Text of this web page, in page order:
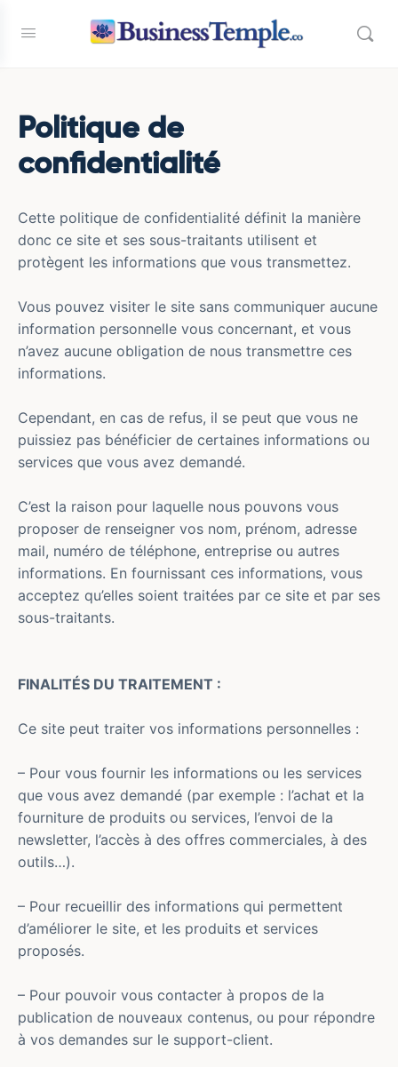
Politique de
confidentialité
Cette politique de confidentialité définit la manière
donc ce site et ses sous-traitants utilisent et
protègent les informations que vous transmettez.
Vous pouvez visiter le site sans communiquer aucune
information personnelle vous concernant, et vous
n’avez aucune obligation de nous transmettre ces
informations.
Cependant, en cas de refus, il se peut que vous ne
puissiez pas bénéficier de certaines informations ou
services que vous avez demandé.
C’est la raison pour laquelle nous pouvons vous
proposer de renseigner vos nom, prénom, adresse
mail, numéro de téléphone, entreprise ou autres
informations. En fournissant ces informations, vous
acceptez qu’elles soient traitées par ce site et par ses
sous-traitants.
FINALITÉS DU TRAITEMENT :
Ce site peut traiter vos informations personnelles :
– Pour vous fournir les informations ou les services
que vous avez demandé (par exemple : l’achat et la
fourniture de produits ou services, l’envoi de la
newsletter, l’accès à des offres commerciales, à des
outils…).
– Pour recueillir des informations qui permettent
d’améliorer le site, et les produits et services
proposés.
– Pour pouvoir vous contacter à propos de la
publication de nouveaux contenus, ou pour répondre
à vos demandes sur le support-client.